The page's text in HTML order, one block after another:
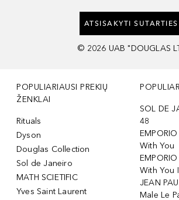
ATSISAKYTI SUTARTIES
© 2026 UAB "DOUGLAS
POPULIARIAUSI PREKIŲ
ŽENKLAI
Rituals
Dyson
Douglas Collection
Sol de Janeiro
MATH SCIETIFIC
Yves Saint Laurent
SOL DE
48
With You
With You
JEAN
Male Le